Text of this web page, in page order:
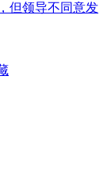
但领导不同意发